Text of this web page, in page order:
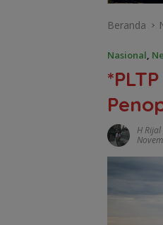
Beranda
Nasional
H Rijal